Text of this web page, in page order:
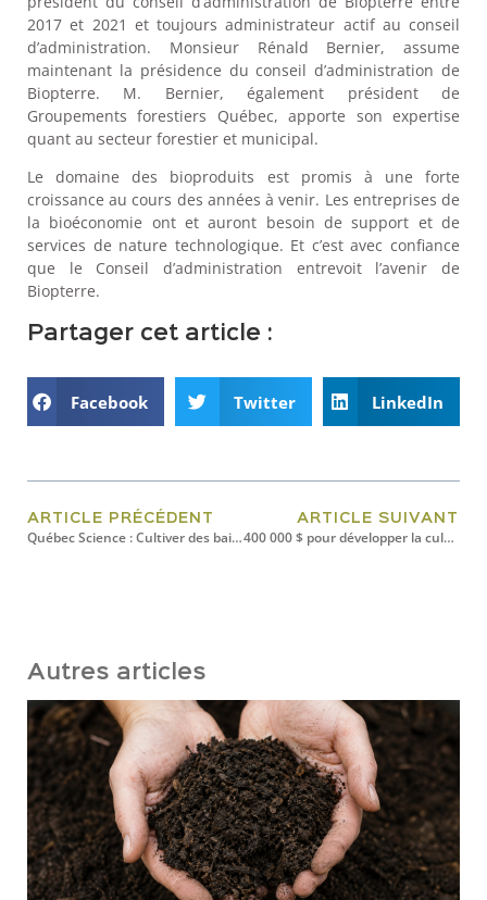
2017 et 2021 et toujours administrateur actif au conseil
d’administration. Monsieur Rénald Bernier, assume
maintenant la présidence du conseil d’administration de
Biopterre. M. Bernier, également président de
Groupements forestiers Québec, apporte son expertise
quant au secteur forestier et municipal.
Le domaine des bioproduits est promis à une forte
croissance au cours des années à venir. Les entreprises de
la bioéconomie ont et auront besoin de support et de
services de nature technologique. Et c’est avec confiance
que le Conseil d’administration entrevoit l’avenir de
Biopterre.
Partager cet article :
Facebook Twitter LinkedIn
ARTICLE PRÉCÉDENT
Québec Science : Cultiver des baies de genièvre au Québec
ARTICLE SUIVANT
400 000 $ pour développer la culture du genévrier au Bas-Saint-Laurent
Autres articles